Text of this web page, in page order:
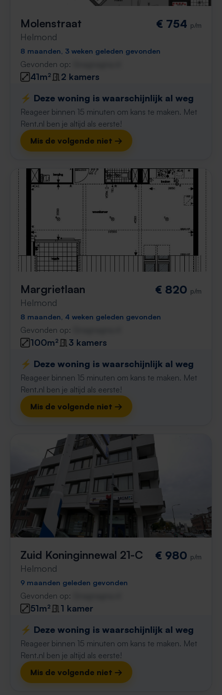
Molenstraat
Helmond
€ 754 p/m
8 maanden, 3 weken geleden gevonden
Gevonden op:
41m²
2 kamers
⚡️ Deze woning is waarschijnlijk al weg
Reageer binnen 15 minuten om kans te maken. Met
Rent.nl ben je altijd als eerste!
Mis de volgende niet →
Margrietlaan
Helmond
€ 820 p/m
8 maanden, 4 weken geleden gevonden
Gevonden op:
100m²
3 kamers
⚡️ Deze woning is waarschijnlijk al weg
Reageer binnen 15 minuten om kans te maken. Met
Rent.nl ben je altijd als eerste!
Mis de volgende niet →
Zuid Koninginnewal 21-C
Helmond
€ 980 p/m
9 maanden geleden gevonden
Gevonden op:
51m²
1 kamer
⚡️ Deze woning is waarschijnlijk al weg
Reageer binnen 15 minuten om kans te maken. Met
Rent.nl ben je altijd als eerste!
Mis de volgende niet →